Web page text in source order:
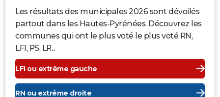
Les résultats des municipales 2026 sont dévoilés
partout dans les Hautes-Pyrénées. Découvrez les
communes qui ont le plus voté le plus voté RN,
LFI, PS, LR...
LFI ou extrême gauche
RN ou extrême droite